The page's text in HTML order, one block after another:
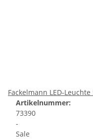
Fackelmann LED-Leuchte
Artikelnummer:
73390
-
Sale